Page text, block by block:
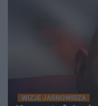
WIZJE JASNOWIDZA